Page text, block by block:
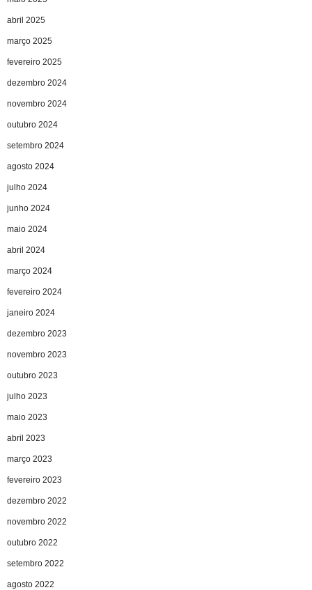
abril 2025
março 2025
fevereiro 2025
dezembro 2024
novembro 2024
outubro 2024
setembro 2024
agosto 2024
julho 2024
junho 2024
maio 2024
abril 2024
março 2024
fevereiro 2024
janeiro 2024
dezembro 2023
novembro 2023
outubro 2023
julho 2023
maio 2023
abril 2023
março 2023
fevereiro 2023
dezembro 2022
novembro 2022
outubro 2022
setembro 2022
agosto 2022